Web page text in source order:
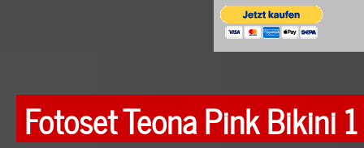
Fotoset Teona Pink Bikini 1